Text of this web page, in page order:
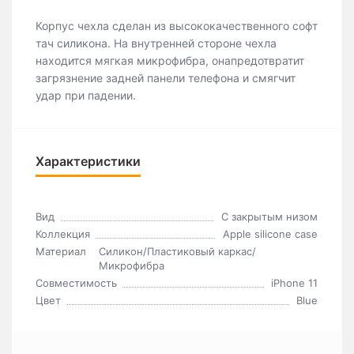
Корпус чехла сделан из высококачественного софт
тач силикона. На внутренней стороне чехла
находится мягкая микрофибра, онапредотвратит
загрязнение задней панели телефона и смягчит
удар при падении.
Характеристики
Вид
C закрытым низом
Коллекция
Apple silicone case
Материал
Силикон/Пластиковый каркас/
Микрофибра
Совместимость
iPhone 11
Цвет
Blue